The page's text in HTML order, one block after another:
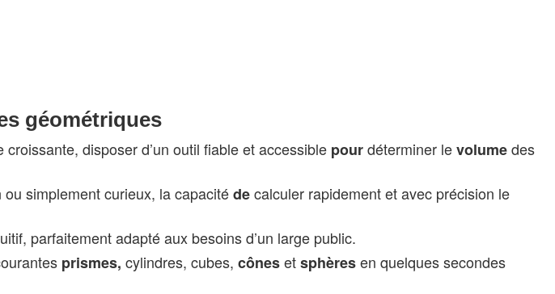
géométriques
disposer d’un outil fiable et accessible pourdéterminer levolumedes
simplement curieux, la capacitédecalculer rapidement et avec précision le
parfaitement adapté aux besoins d’un large public.
prismes, cylindres, cubes, cônesetsphèresen quelques secondes